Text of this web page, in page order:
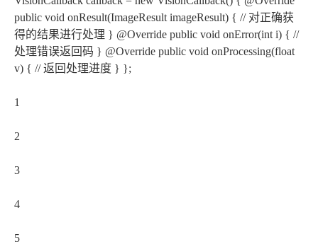
public void onResult(ImageResult imageResult) { // 对正确获
得的结果进行处理 } @Override public void onError(int i) { //
处理错误返回码 } @Override public void onProcessing(float
v) { // 返回处理进度 } };
1
2
3
4
5